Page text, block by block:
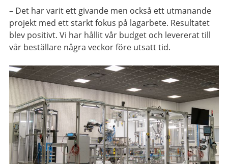
– Det har varit ett givande men också ett utmanande
projekt med ett starkt fokus på lagarbete. Resultatet
blev positivt. Vi har hållit vår budget och levererat till
vår beställare några veckor före utsatt tid.